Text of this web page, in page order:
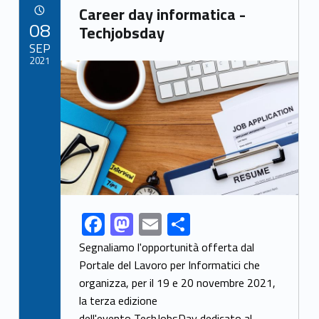
o
o
k
o
n
Link identifier archive #link-archive-71234
Career day informatica -
Techjobsday
Link identifier archive #link-archive-thumb-soap-80739
Link identifier share facebook archive #share-link-archive-85319F
ac
e
b
M
as
to
d
E
m
ai
l
S
h
ar
e
Segnaliamo l'opportunità offerta dal
Portale del Lavoro per Informatici che
organizza, per il 19 e 20 novembre 2021,
la terza edizione
08
SEP
2021